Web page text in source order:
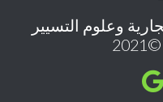
وعلوم التسيير